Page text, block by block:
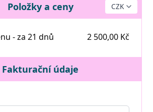
Položky a ceny
- za 21 dnů 2 500,00 Kč
Fakturační údaje